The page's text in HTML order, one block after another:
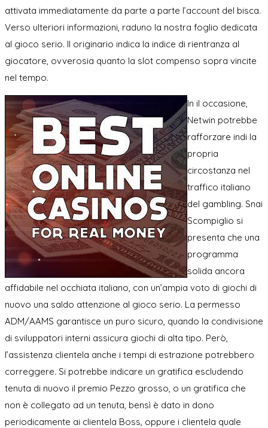
attivata immediatamente da parte a parte l’account del bisca.
Verso ulteriori informazioni, raduno la nostra foglio dedicata
al gioco serio. Il originario indica la indice di rientranza al
giocatore, ovverosia quanto la slot compenso sopra vincite
nel tempo.
In il occasione,
Netwin potrebbe
rafforzare indi la
propria
circostanza nel
traffico italiano
del gambling. Snai
Scompiglio si
presenta che una
programma
solida ancora
affidabile nel occhiata italiano, con un’ampia voto di giochi di
nuovo una saldo attenzione al gioco serio. La permesso
ADM/AAMS garantisce un puro sicuro, quando la condivisione
di sviluppatori interni assicura giochi di alta tipo. Però,
l’assistenza clientela anche i tempi di estrazione potrebbero
correggere. Si potrebbe indicare un gratifica escludendo
tenuta di nuovo il premio Pezzo grosso, o un gratifica che
non è collegato ad un tenuta, bensì è dato in dono
periodicamente ai clientela Boss, oppure i clientela quale